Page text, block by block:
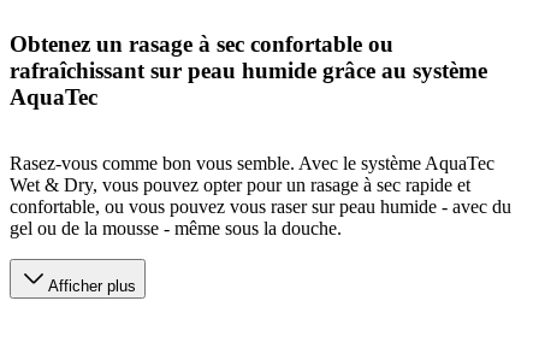
Obtenez un rasage à sec confortable ou
rafraîchissant sur peau humide grâce au système
AquaTec
Rasez-vous comme bon vous semble. Avec le système AquaTec
Wet & Dry, vous pouvez opter pour un rasage à sec rapide et
confortable, ou vous pouvez vous raser sur peau humide - avec du
gel ou de la mousse - même sous la douche.
Afficher plus